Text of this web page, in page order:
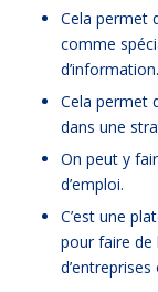
Cela permet
comme
d’information.
Cela permet
dans une
On peut y
d’emploi.
C’est une
pour faire de